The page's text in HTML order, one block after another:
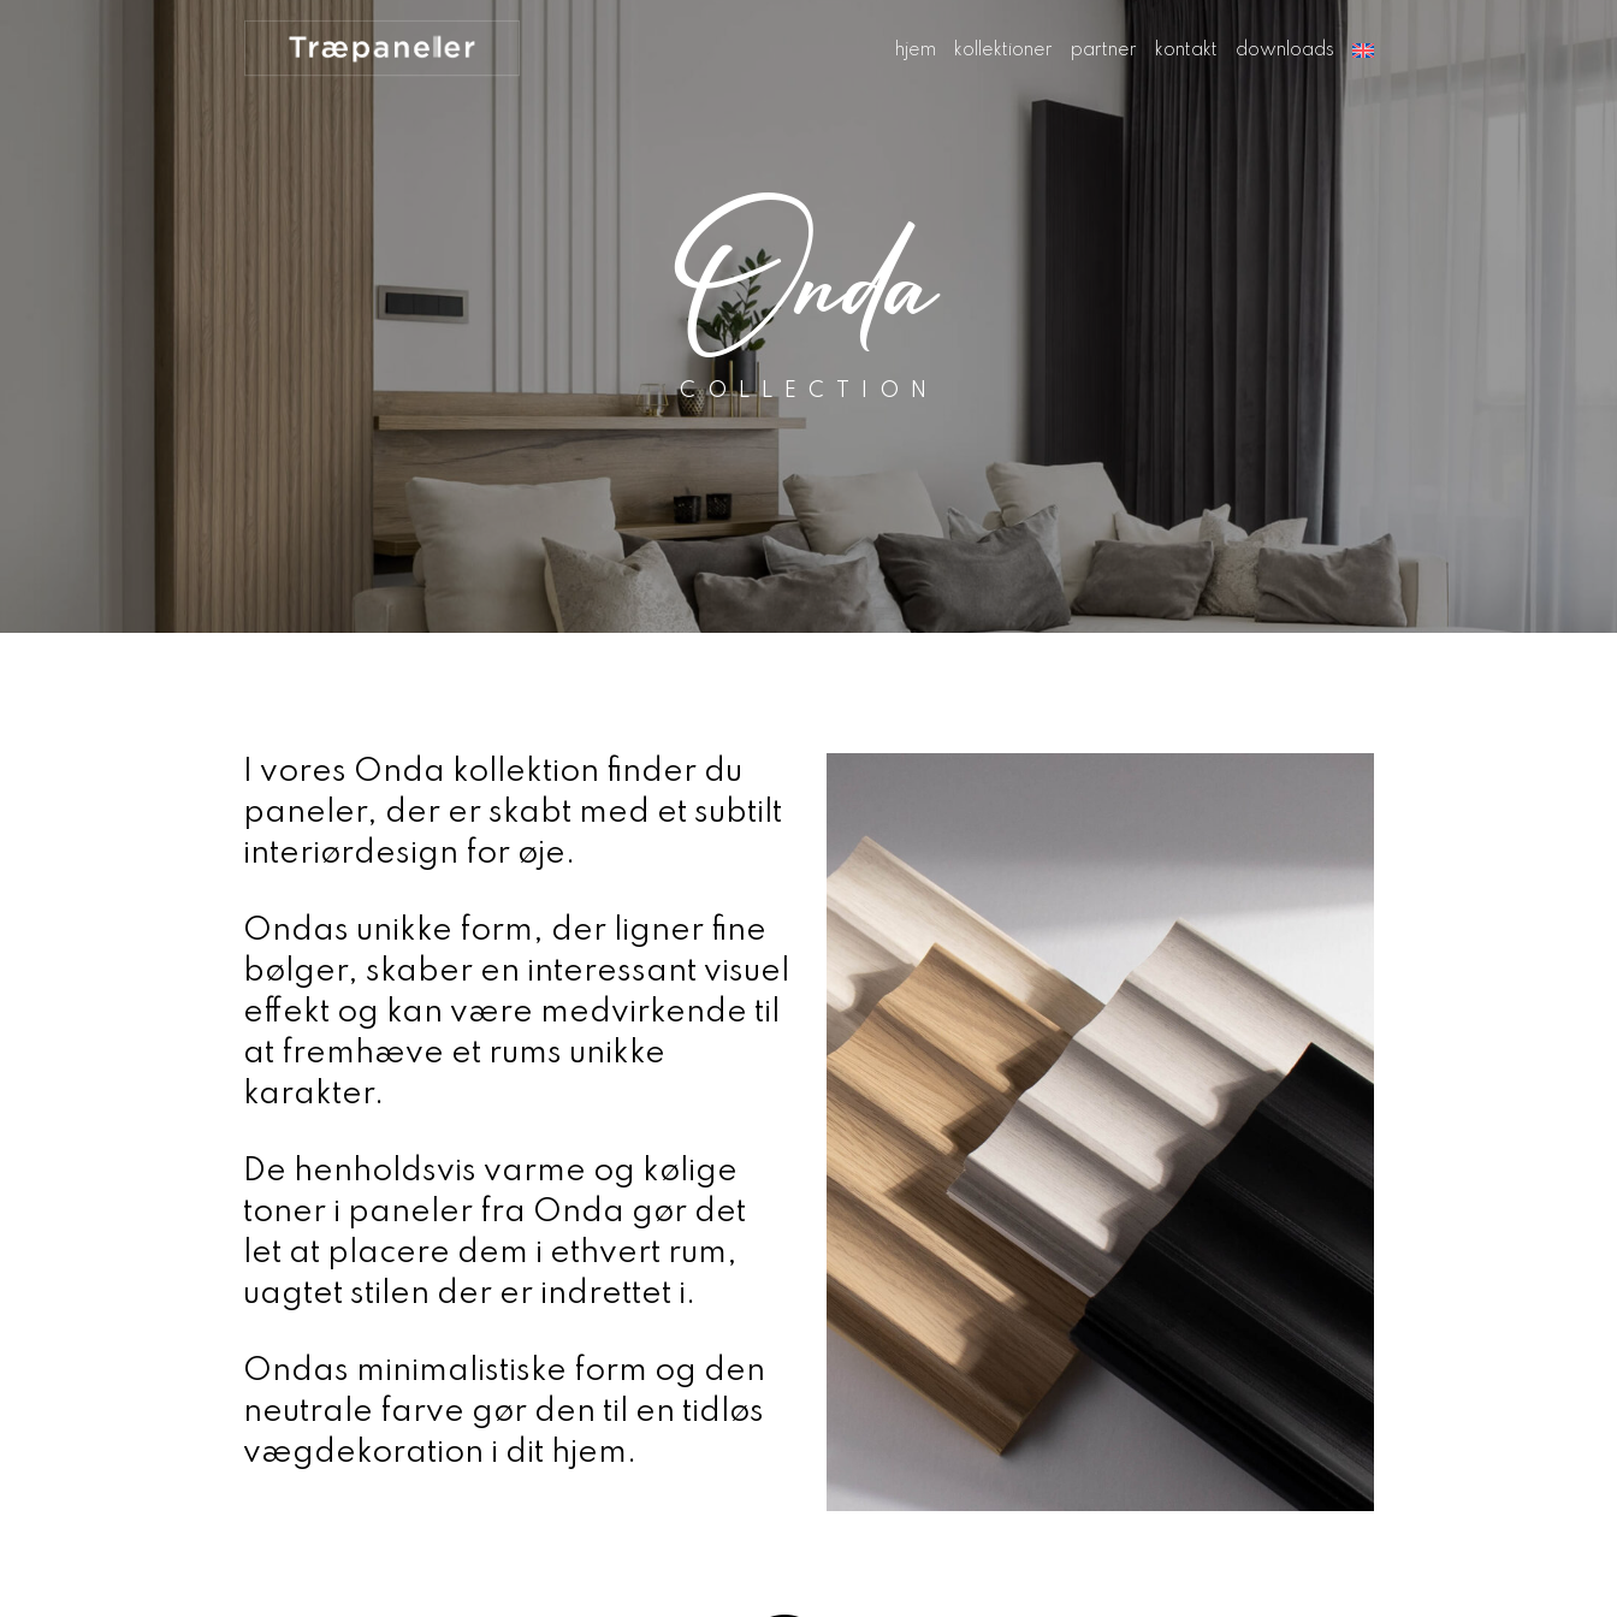
hjem kollektioner partner kontakt downloads
Onda
COLLECTION
I vores Onda kollektion finder du
paneler, der er skabt med et subtilt
interiørdesign for øje.
Ondas unikke form, der ligner fine
bølger, skaber en interessant visuel
effekt og kan være medvirkende til
at fremhæve et rums unikke
karakter.
De henholdsvis varme og kølige
toner i paneler fra Onda gør det
let at placere dem i ethvert rum,
uagtet stilen der er indrettet i.
Ondas minimalistiske form og den
neutrale farve gør den til en tidløs
vægdekoration i dit hjem.